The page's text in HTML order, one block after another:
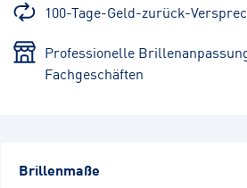
100-Tage-Geld-zurück-
Professionelle
Fachgeschäften
Brillenmaße